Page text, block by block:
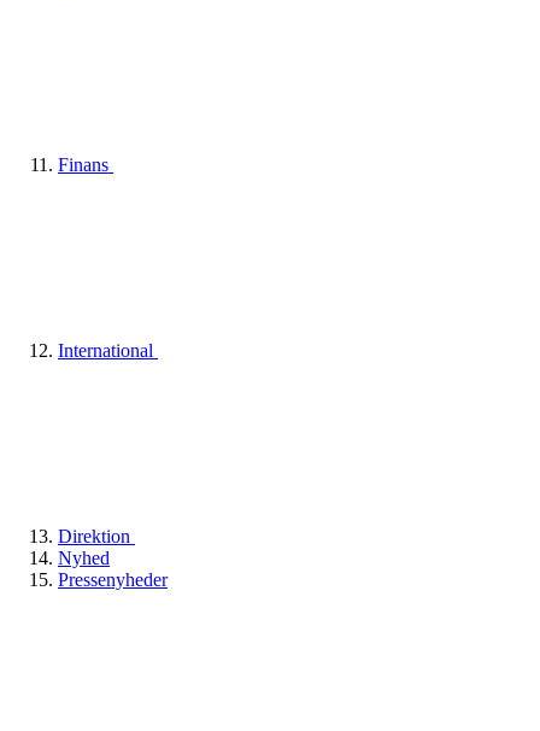
Finans
International
Direktion
Nyhed
Pressenyheder